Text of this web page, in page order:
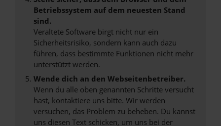
Betriebssystem auf dem neuesten Stand
sind.
Veraltete Software birgt nicht nur ein
Sicherheitsrisiko, sondern kann auch dazu
führen, dass bestimmte Funktionen nicht mehr
unterstützt werden.
Wende dich an den Webseitenbetreiber.
Wenn du alle oben genannten Schritte versucht
hast, kontaktiere uns bitte. Wir werden
versuchen, das Problem zu beheben. Du kannst
uns diesen Text schicken, um uns bei der